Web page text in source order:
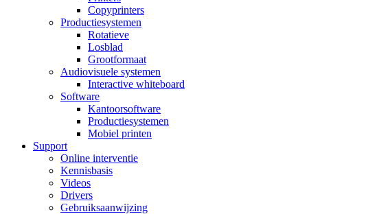
Copyprinters
Productiesystemen
Rotatieve
Losblad
Grootformaat
Audiovisuele systemen
Interactive whiteboard
Software
Kantoorsoftware
Productiesystemen
Mobiel printen
Support
Online interventie
Kennisbasis
Videos
Drivers
Gebruiksaanwijzing